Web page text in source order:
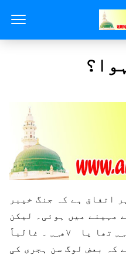
اتفاق ہے کہ جنگ خیبر
مہینے میں ہوئی۔ لیکن
اس میں اختلاف ہے کہ ۶ھ؁ تھا یا ۷ھ؁ ۔ غالباً
کہ بعض لوگ سن ہجری کی